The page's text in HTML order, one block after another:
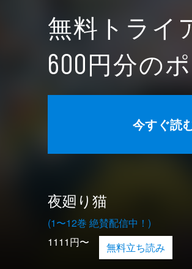
無料トライ
600円分の
今すぐ読
夜廻り猫
(1〜12巻 絶賛配信中！)
1111円〜
無料立ち読み